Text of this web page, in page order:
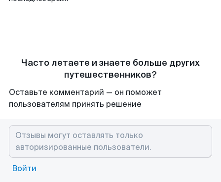
Часто летаете и знаете больше других
путешественников?
Оставьте комментарий — он поможет
пользователям принять решение
Войти